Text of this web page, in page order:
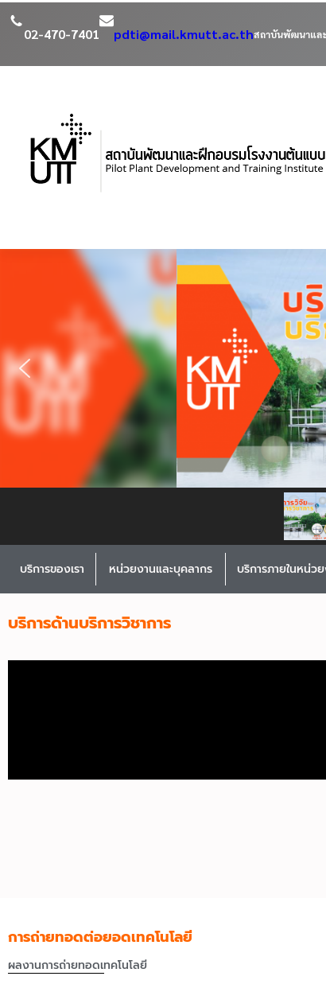
02-470-7401 pdti@mail.kmutt.ac.thสถาบันพัฒนาแล
บริการของเรา หน่วยงานและบุคลากร บริการภายในหน่ว
บริการด้านบริการวิชาการ
การถ่ายทอดต่อยอดเทคโนโลยี
ผลงานการถ่ายทอดเทคโนโลยี